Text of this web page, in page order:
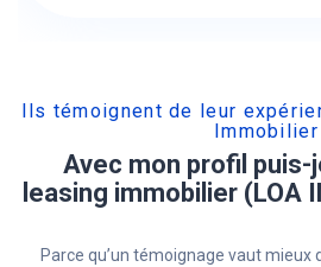
Ils témoignent de leur
Immobilier
Avec mon profil puis-
leasing immobilier (LOA
Parce qu’un témoignage vaut mieux